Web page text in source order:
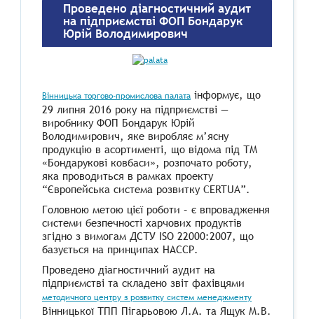
Проведено діагностичний аудит
на підприємстві ФОП Бондарук
Юрій Володимирович
Вінницька торгово-промислова палата інформує, що
29 липня 2016 року на підприємстві —
виробнику ФОП Бондарук Юрій
Володимирович, яке виробляє м’ясну
продукцію в асортименті, що відома під ТМ
«Бондарукові ковбаси», розпочато роботу,
яка проводиться в рамках проекту
“Європейська система розвитку CERTUA”.
Головною метою цієї роботи – є впровадження
системи безпечності харчових продуктів
згідно з вимогам ДСТУ ISO 22000:2007, що
базується на принципах НАССР.
Проведено діагностичний аудит на
підприємстві та складено звіт фахівцями
методичного центру з розвитку систем менеджменту
Вінницької ТПП Пігарьовою Л.А. та Ящук М.В.